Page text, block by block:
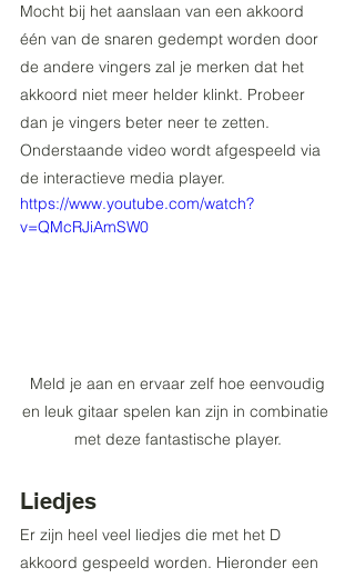
Mocht bij het aanslaan van een akkoord
één van de snaren gedempt worden door
de andere vingers zal je merken dat het
akkoord niet meer helder klinkt. Probeer
dan je vingers beter neer te zetten.
Onderstaande video wordt afgespeeld via
de interactieve media player.
https://www.youtube.com/watch?
v=QMcRJiAmSW0
en leuk gitaar spelen kan zijn in combinatie
met deze fantastische player.
Liedjes
Er zijn heel veel liedjes die met het D
akkoord gespeeld worden. Hieronder een